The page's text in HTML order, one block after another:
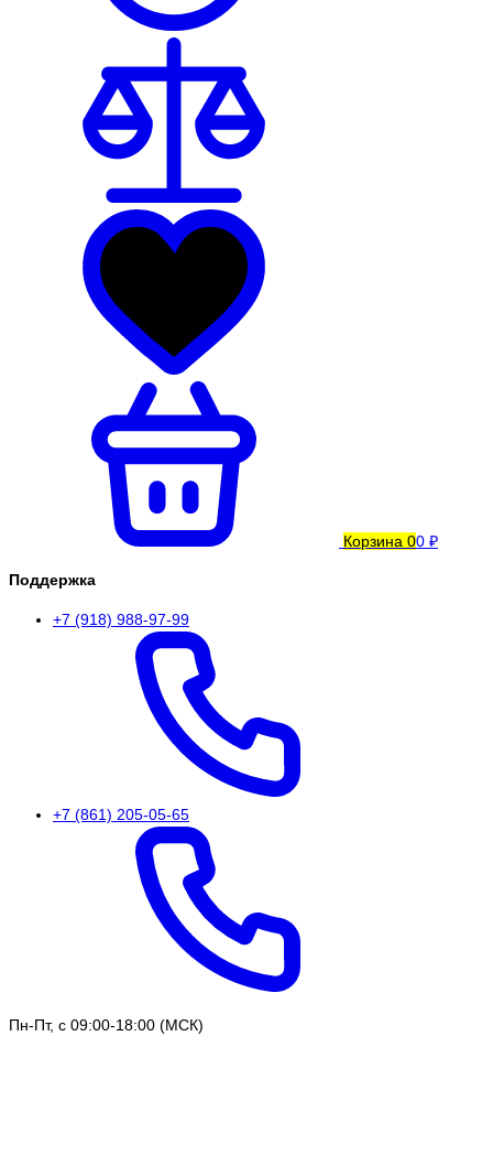
Корзина 00 ₽
Поддержка
+7 (918) 988-97-99
+7 (861) 205-05-65
Пн-Пт, с 09:00-18:00 (МСК)